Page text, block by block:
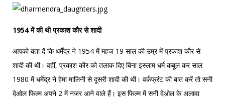
1954 में की थी प्रकाश कौर से शादी
आपको बता दें कि धर्मेंद्र ने 1954 में महज 19 साल की उम्र में प्रकाश कौर से
शादी की थी। वहीं, प्रकाश कौर को तलाक दिए बिना इस्लाम धर्म कबूल कर साल
1980 में धर्मेंद्र ने हेमा मालिनी से दूसरी शादी की थी। वर्कफ्रंट की बात करें तो सनी
देओल फिल्म अपने 2 में नजर आने वाले हैं। इस फिल्म में सनी देओल के अलावा